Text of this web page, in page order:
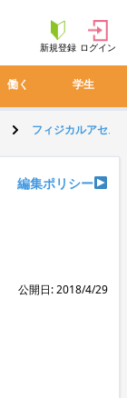
新規登録 ログイン
働く 学生
フィジカルアセス
編集ポリシー
公開日: 2018/4/29